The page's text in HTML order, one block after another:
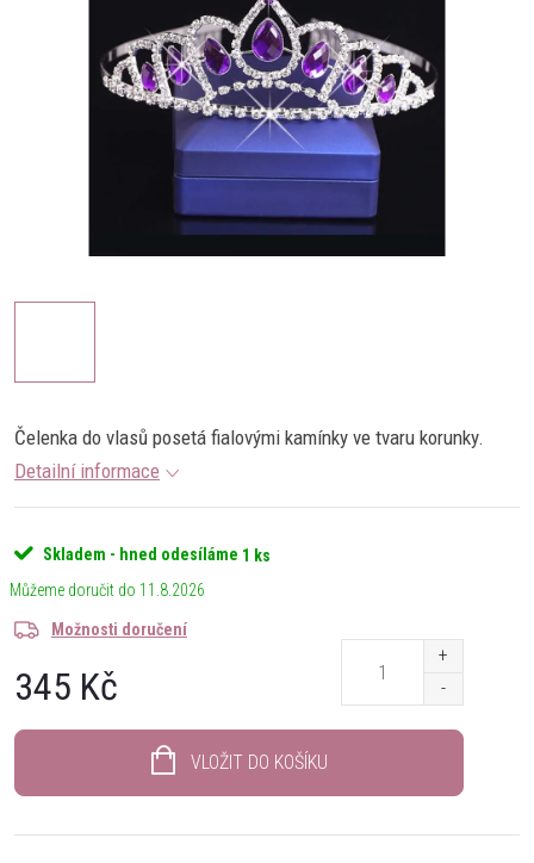
Čelenka do vlasů posetá fialovými kamínky ve tvaru korunky.
Detailní informace
Skladem - hned odesíláme 1 ks
11.8.2026
Možnosti doručení
345 Kč
VLOŽIT DO KOŠÍKU